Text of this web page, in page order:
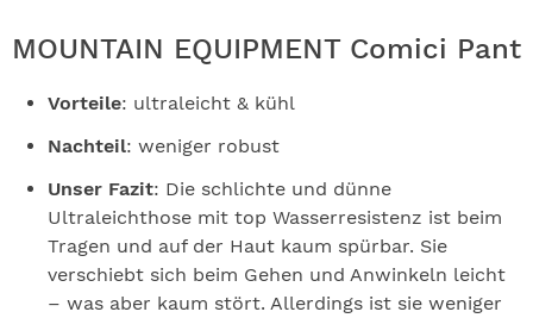
MOUNTAIN EQUIPMENT Comici Pant
Vorteile: ultraleicht & kühl
Nachteil: weniger robust
Unser Fazit: Die schlichte und dünne
Ultraleichthose mit top Wasserresistenz ist beim
Tragen und auf der Haut kaum spürbar. Sie
verschiebt sich beim Gehen und Anwinkeln leicht
– was aber kaum stört. Allerdings ist sie weniger